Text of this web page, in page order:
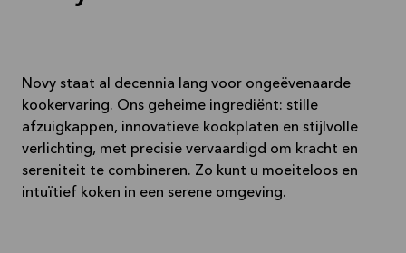
Novy staat al decennia lang voor ongeëvenaarde
kookervaring. Ons geheime ingrediënt: stille
afzuigkappen, innovatieve kookplaten en stijlvolle
verlichting, met precisie vervaardigd om kracht en
sereniteit te combineren. Zo kunt u moeiteloos en
intuïtief koken in een serene omgeving.